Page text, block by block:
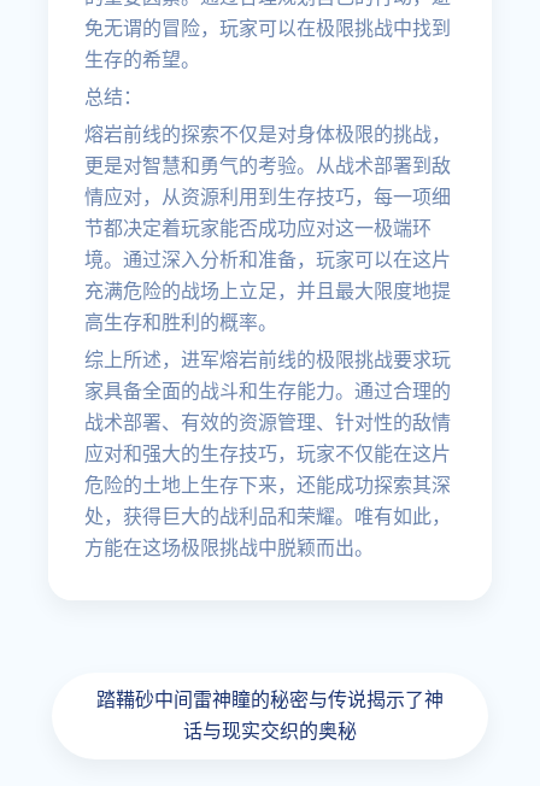
免无谓的冒险，玩家可以在极限挑战中找到
生存的希望。
总结：
熔岩前线的探索不仅是对身体极限的挑战，
更是对智慧和勇气的考验。从战术部署到敌
情应对，从资源利用到生存技巧，每一项细
节都决定着玩家能否成功应对这一极端环
境。通过深入分析和准备，玩家可以在这片
充满危险的战场上立足，并且最大限度地提
高生存和胜利的概率。
综上所述，进军熔岩前线的极限挑战要求玩
家具备全面的战斗和生存能力。通过合理的
战术部署、有效的资源管理、针对性的敌情
应对和强大的生存技巧，玩家不仅能在这片
危险的土地上生存下来，还能成功探索其深
处，获得巨大的战利品和荣耀。唯有如此，
方能在这场极限挑战中脱颖而出。
踏鞴砂中间雷神瞳的秘密与传说揭示了神
话与现实交织的奥秘